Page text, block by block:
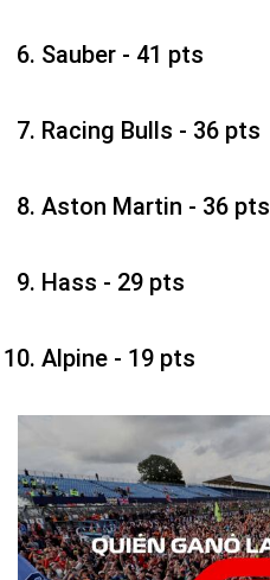
Sauber - 41 pts
Racing Bulls - 36 pts
Aston Martin - 36 pts
Hass - 29 pts
Alpine - 19 pts